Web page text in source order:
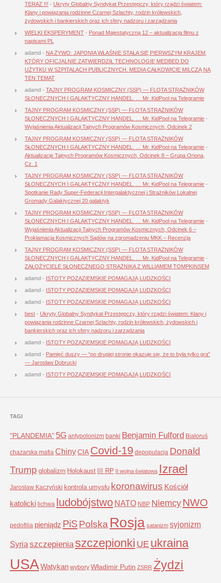
TERAZ !!! - Ukryty Globalny Syndykat Przestępczy, który rządzi światem:
Klany i powiązania rodzinne Czarnej Szlachty, rodzin królewskich,
żydowskich i bankierskich oraz ich sfery nadzoru i zarządzania
WIELKI EKSPERYMENT - Ponad Majestatyczną 12 – aktualizacja filmu z
napisami PL
adamd - NA ŻYWO: JAPONIA WŁAŚNIE STAŁA SIĘ PIERWSZYM KRAJEM,
KTÓRY OFICJALNIE ZATWIERDZIŁ TECHNOLOGIĘ MEDBED DO
UŻYTKU W SZPITALACH PUBLICZNYCH. MEDIA CAŁKOWICIE MILCZĄ NA
TEN TEMAT
adamd - TAJNY PROGRAM KOSMICZNY (SSP) — FLOTA STRAŻNIKÓW
SŁONECZNYCH I GALAKTYCZNY HANDEL. … Mr. KidPool na Telegramie
TAJNY PROGRAM KOSMICZNY (SSP) — FLOTA STRAŻNIKÓW
SŁONECZNYCH I GALAKTYCZNY HANDEL. … Mr. KidPool na Telegramie -
Wyjaśnienia Aktualizacji Tajnych Programów Kosmicznych, Odcinek 2
TAJNY PROGRAM KOSMICZNY (SSP) — FLOTA STRAŻNIKÓW
SŁONECZNYCH I GALAKTYCZNY HANDEL. … Mr. KidPool na Telegramie -
Aktualizacje Tajnych Programów Kosmicznych, Odcinek 8 – Grupa Oriona,
Cz. 1
TAJNY PROGRAM KOSMICZNY (SSP) — FLOTA STRAŻNIKÓW
SŁONECZNYCH I GALAKTYCZNY HANDEL. … Mr. KidPool na Telegramie -
Spotkanie Rady Super-Federacji Intergalaktycznej i Strażników Lokalnej
Gromady Galaktycznej 20 galaktyk
TAJNY PROGRAM KOSMICZNY (SSP) — FLOTA STRAŻNIKÓW
SŁONECZNYCH I GALAKTYCZNY HANDEL. … Mr. KidPool na Telegramie -
Wyjaśnienia Aktualizacji Tajnych Programów Kosmicznych, Odcinek 6 –
Proklamacja Kosmicznych Sądów na zgromadzeniu MKK – Recenzja
TAJNY PROGRAM KOSMICZNY (SSP) — FLOTA STRAŻNIKÓW
SŁONECZNYCH I GALAKTYCZNY HANDEL. … Mr. KidPool na Telegramie -
ZAŁOŻYCIELE SŁONECZNEGO STRAŻNIKA Z WILLIAMEM TOMPKINSEM
adamd - ISTOTY POZAZIEMSKIE POMAGAJĄ LUDZKOŚCI
adamd - ISTOTY POZAZIEMSKIE POMAGAJĄ LUDZKOŚCI
adamd - ISTOTY POZAZIEMSKIE POMAGAJĄ LUDZKOŚCI
best - Ukryty Globalny Syndykat Przestępczy, który rządzi światem: Klany i
powiązania rodzinne Czarnej Szlachty, rodzin królewskich, żydowskich i
bankierskich oraz ich sfery nadzoru i zarządzania
adamd - ISTOTY POZAZIEMSKIE POMAGAJĄ LUDZKOŚCI
adamd - Pamięć duszy — “po drugiej stronie okazuje się, że to była tylko gra”
— Jarosław Dobrucki
adamd - ISTOTY POZAZIEMSKIE POMAGAJĄ LUDZKOŚCI
TAGI
"PLANDEMIA" 5G antypolonizm banki Benjamin Fulford Białoruś
chazarska mafia ChinyCIA Covid-19 depopulacja Donald
Trump globalizm Holokaust III RP II wojna światowa Izrael
Jarosław Kaczyński kontrola umysłu koronawirus Kościół
katolicki lichwa ludobójstwo NATO NBP NiemcyNWO
pedofilia pieniądz PiSPolska Rosja satanizm syjonizm
Syria szczepienia szczepionki UE ukraina
USAWatykan wybory Władimir Putin ZSRR Żydzi